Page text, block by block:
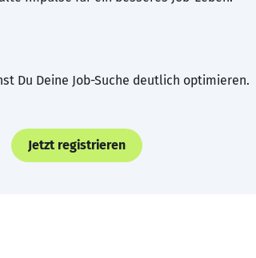
Du Deine Job-Suche deutlich optimieren.
Jetzt registrieren